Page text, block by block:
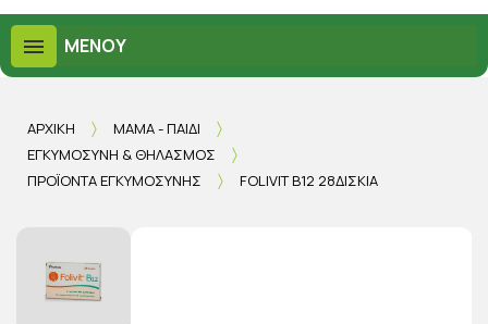
ΜΕΝΟΎ
ΑΡΧΙΚΉ
ΜΑΜΆ - ΠΑΙΔΊ
ΕΓΚΥΜΟΣΎΝΗ & ΘΗΛΑΣΜΌΣ
ΠΡΟΪΌΝΤΑ ΕΓΚΥΜΟΣΎΝΗΣ
FOLIVIT B12 28ΔΙΣΚΊΑ